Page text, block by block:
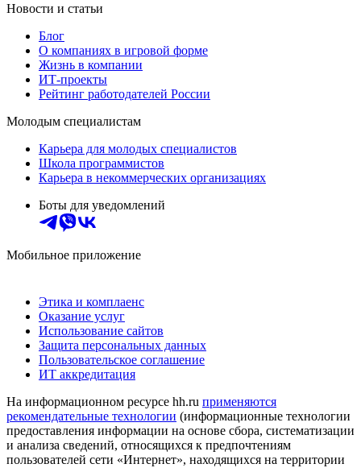
Новости и статьи
Блог
О компаниях в игровой форме
Жизнь в компании
ИТ-проекты
Рейтинг работодателей России
Молодым специалистам
Карьера для молодых специалистов
Школа программистов
Карьера в некоммерческих организациях
Боты для уведомлений
Мобильное приложение
Этика и комплаенс
Оказание услуг
Использование сайтов
Защита персональных данных
Пользовательское соглашение
ИТ аккредитация
На информационном ресурсе hh.ru применяются
рекомендательные технологии (информационные технологии
предоставления информации на основе сбора, систематизации
и анализа сведений, относящихся к предпочтениям
пользователей сети «Интернет», находящихся на территории